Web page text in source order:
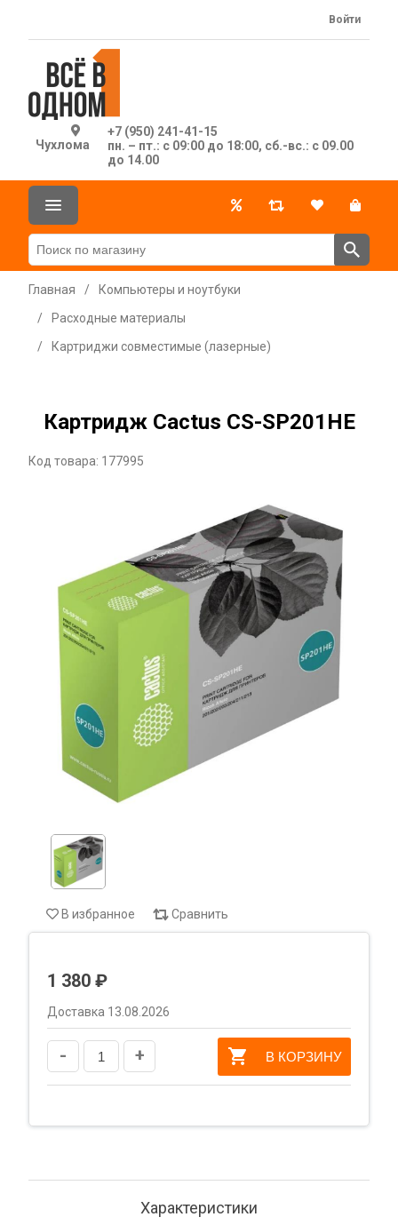
Чухлома
+7 (950) 241-41-15
пн. – пт.: с 09:00 до 18:00, сб.-вс.: с 09.00
до 14.00
Войти
Главная /
Компьютеры и ноутбуки
/
Расходные материалы
/
Картриджи совместимые (лазерные)
Картридж Cactus CS-SP201HE
Код товара: 177995
В избранное Сравнить
1 380 ₽
Доставка 13.08.2026
- + В КОРЗИНУ
Характеристики